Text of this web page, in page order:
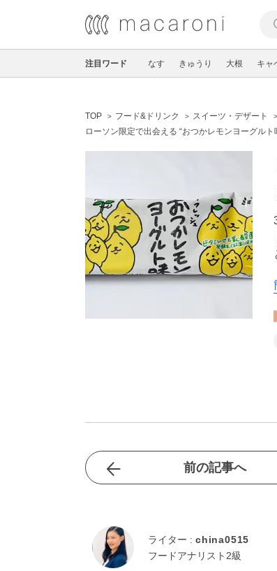
注目ワード なす きゅうり 大根 キャ
TOP フード&ドリンク スイーツ・デザート
ローソン限定で出会える “おつかレモンヨーグル
前の記事へ
ライター : china0515
フードアナリスト2級